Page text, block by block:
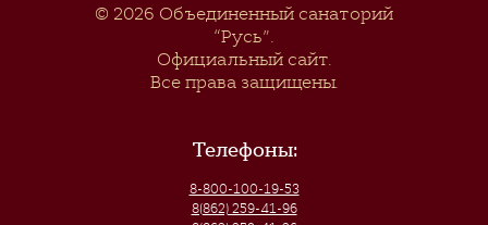
© 2026 Объединенный санаторий
“Русь”.
Официальный сайт.
Все права защищены.
Телефоны:
8-800-100-19-53
8(862) 259-41-96